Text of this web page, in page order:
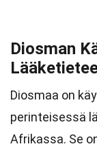
Diosman
Diosmaa on
perinteisessä
Afrikassa. Se